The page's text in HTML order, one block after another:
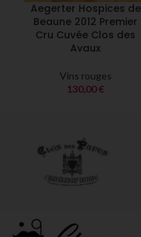
Aegerter Hospices de
Beaune 2012 Premier
Cru Cuvée Clos des
Avaux
Vins rouges
130,00€